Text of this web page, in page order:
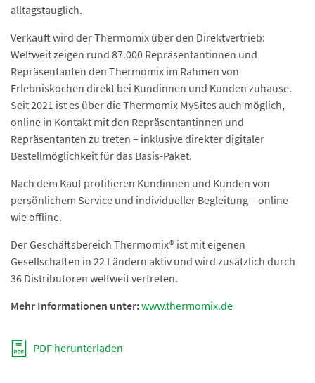
alltagstauglich.
Verkauft wird der Thermomix über den Direktvertrieb:
Weltweit zeigen rund 87.000 Repräsentantinnen und
Repräsentanten den Thermomix im Rahmen von
Erlebniskochen direkt bei Kundinnen und Kunden zuhause.
Seit 2021 ist es über die Thermomix MySites auch möglich,
online in Kontakt mit den Repräsentantinnen und
Repräsentanten zu treten – inklusive direkter digitaler
Bestellmöglichkeit für das Basis-Paket.
Nach dem Kauf profitieren Kundinnen und Kunden von
persönlichem Service und individueller Begleitung – online
wie offline.
Der Geschäftsbereich Thermomix® ist mit eigenen
Gesellschaften in 22 Ländern aktiv und wird zusätzlich durch
36 Distributoren weltweit vertreten.
Mehr Informationen unter:www.thermomix.de
PDF herunterladen